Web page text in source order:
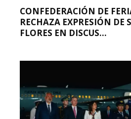
CONFEDERACIÓN DE
RECHAZA EXPRESIÓN DE
FLORES EN DISCUS...